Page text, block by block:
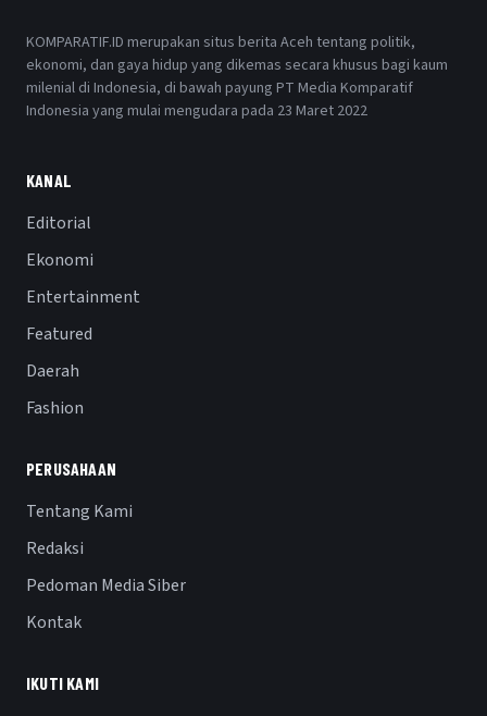
KOMPARATIF.ID merupakan situs berita Aceh tentang politik,
ekonomi, dan gaya hidup yang dikemas secara khusus bagi kaum
milenial di Indonesia, di bawah payung PT Media Komparatif
Indonesia yang mulai mengudara pada 23 Maret 2022
KANAL
Editorial
Ekonomi
Entertainment
Featured
Daerah
Fashion
PERUSAHAAN
Tentang Kami
Redaksi
Pedoman Media Siber
Kontak
IKUTI KAMI